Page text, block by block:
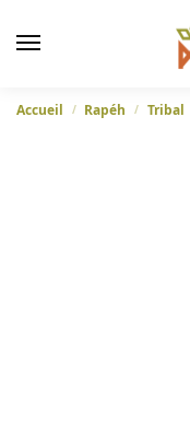
Accueil / Rapéh / Tribal